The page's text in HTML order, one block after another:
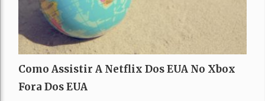
Como Assistir A Netflix Dos EUA No Xbox
Fora Dos EUA